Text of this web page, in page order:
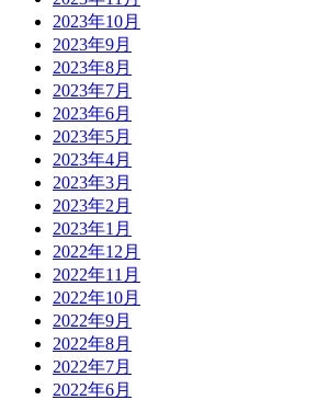
2023年10月
2023年9月
2023年8月
2023年7月
2023年6月
2023年5月
2023年4月
2023年3月
2023年2月
2023年1月
2022年12月
2022年11月
2022年10月
2022年9月
2022年8月
2022年7月
2022年6月